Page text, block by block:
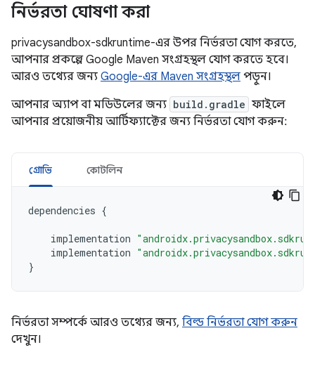
নির্ভরতা ঘোষণা করা
privacysandbox-sdkruntime-এর উপর নির্ভরতা যোগ করতে,
আপনার প্রকল্পে Google Maven সংগ্রহস্থল যোগ করতে হবে।
আরও তথ্যের জন্য Google-এর Maven সংগ্রহস্থল পড়ুন।
আপনার অ্যাপ বা মডিউলের জন্য build.gradle ফাইলে
আপনার প্রয়োজনীয় আর্টিফ্যাক্টের জন্য নির্ভরতা যোগ করুন:
গ্রোভি কোটলিন
dependencies {
implementation
implementation
}
নির্ভরতা সম্পর্কে আরও তথ্যের জন্য, বিল্ড নির্ভরতা যোগ করুন
দেখুন।